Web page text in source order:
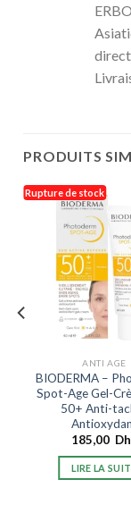
PRODUITS
Rupture de stock
ANTI AGE
BIODERMA –
Spot-Age Gel-
50+ Anti-
185,00
LIRE LA